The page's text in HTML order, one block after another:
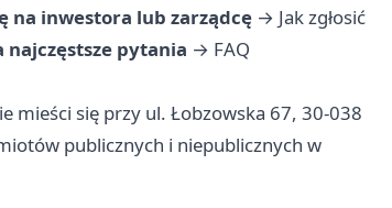
na inwestora lub zarządcę → Jak zgłosić
najczęstsze pytania → FAQ
mieści się przy ul. Łobzowska 67, 30-038
publicznych i niepublicznych w